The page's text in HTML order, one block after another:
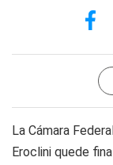
La Cámara
Eroclini quede